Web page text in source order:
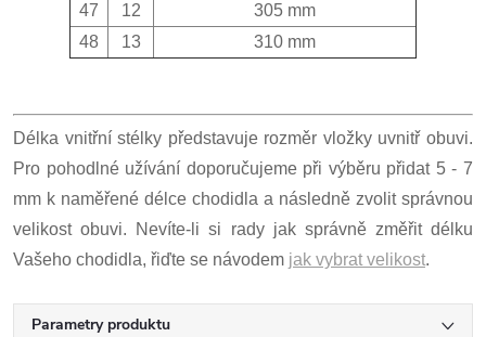
47
12
305 mm
48
13 310 mm
Délka vnitřní stélky představuje rozměr vložky uvnitř obuvi.
Pro pohodlné užívání doporučujeme při výběru přidat 5 - 7
mm k naměřené délce chodidla a následně zvolit správnou
velikost obuvi. Nevíte-li si rady jak správně změřit délku
Vašeho chodidla, řiďte se návodem jak vybrat velikost.
Parametry produktu